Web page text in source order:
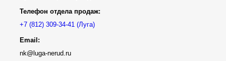
Телефон отдела продаж:
(Луга)
Email:
nk@luga-nerud.ru